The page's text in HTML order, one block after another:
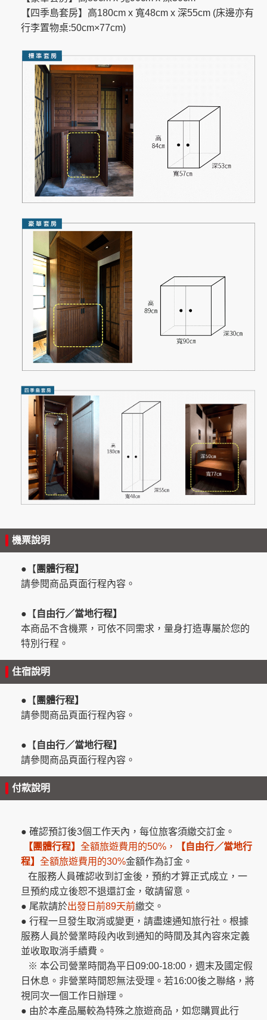
【四季島套房】高180cm x 寬48cm x 深55cm (床邊亦有
行李置物桌:50cm×77cm)
機票說明
●【 團體行程】
請參閱商品頁面行程內容。
●【 自由行／當地行程】
本商品不含機票，可依不同需求，量身打造專屬於您的
特別行程。
住宿說明
●【 團體行程】
請參閱商品頁面行程內容。
●【 自由行／當地行程】
請參閱商品頁面行程內容。
付款說明
● 確認預訂後3個工作天內，每位旅客須繳交訂金。
【團體行程】 全額旅遊費用的50%，
【自由行／當地行
程】 全額旅遊費用的30%金額作為訂金。
在服務人員確認收到訂金後，預約才算正式成立，一
旦預約成立後恕不退還訂金，敬請留意。
● 尾款請於出發日前89天前繳交。
● 行程一旦發生取消或變更，請盡速通知旅行社。根據
服務人員於營業時段內收到通知的時間及其內容來定義
並收取取消手續費。
※ 本公司營業時間為平日09:00-18:00，週末及國定假
日休息。非營業時間恕無法受理。若16:00後之聯絡，將
視同次一個工作日辦理。
● 由於本產品屬較為特殊之旅遊商品，如您購買此行